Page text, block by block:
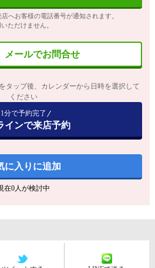
へお客様の電話番号が通知されます。
ただけません。
メールでお問合せ
タップ後、カレンダーから日時を選択して
ください
1分で予約完了
インで来店予約
に入りに追加
在0人が検討中